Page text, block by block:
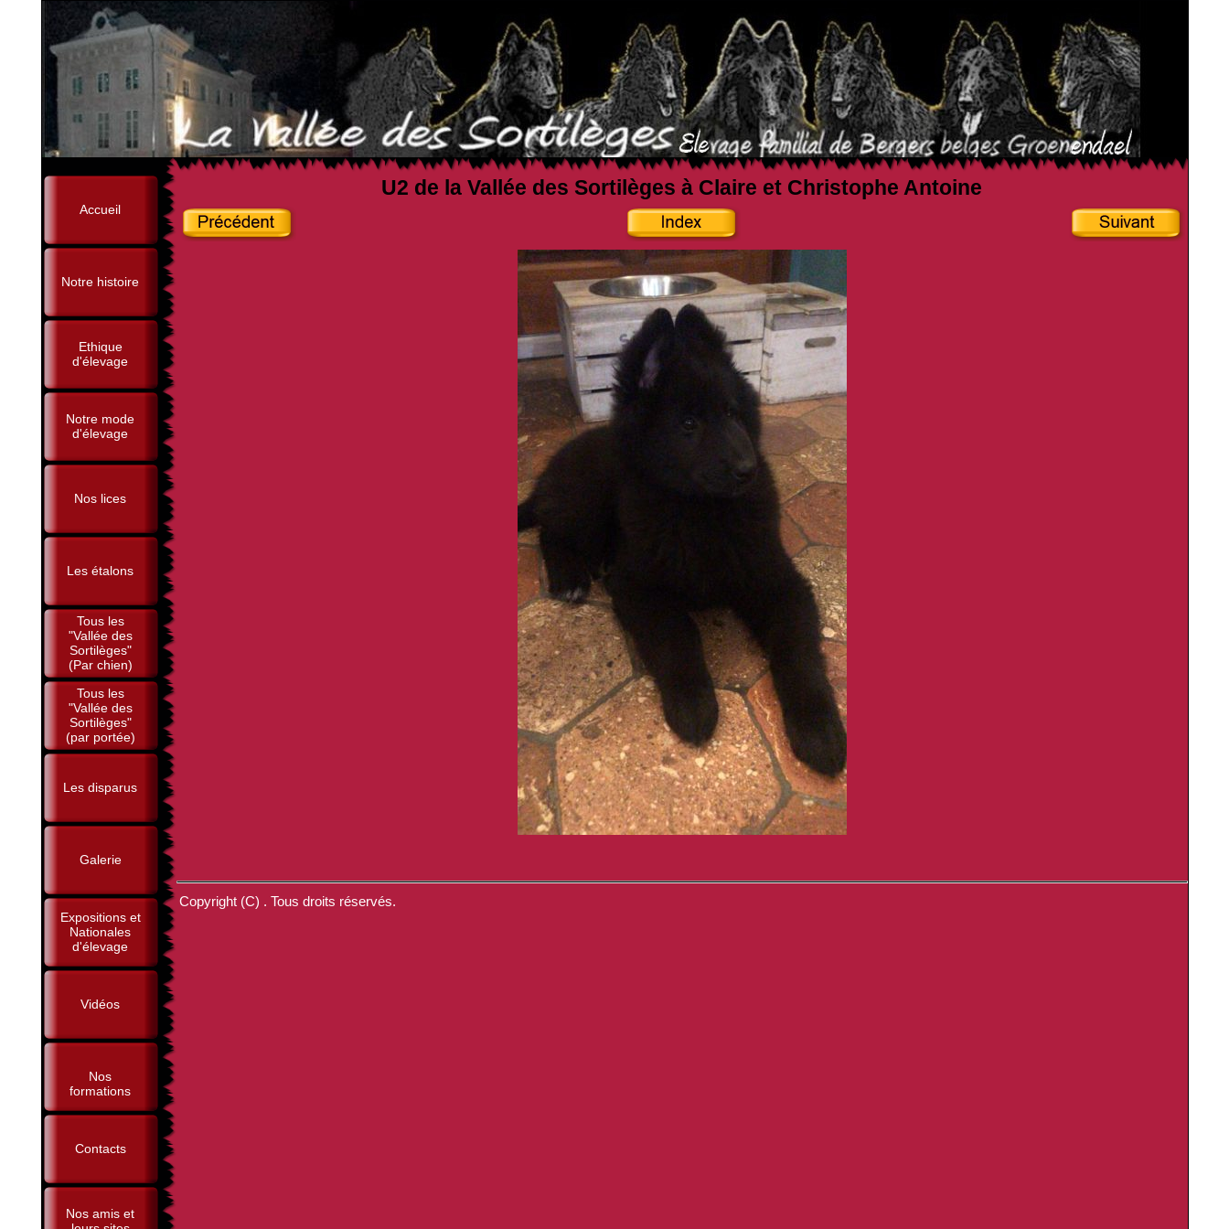
Accueil
Notre histoire
Ethique
d'élevage
Notre mode
d'élevage
Nos lices
Les étalons
Tous les
"Vallée des
Sortilèges"
(Par chien)
Tous les
"Vallée des
Sortilèges"
(par portée)
Les disparus
Galerie
Expositions et
Nationales
d'élevage
Vidéos
Nos
formations
Contacts
Nos amis et
U2 de la Vallée des Sortilèges à Claire et Christophe Antoine
Copyright (C) . Tous droits réservés.